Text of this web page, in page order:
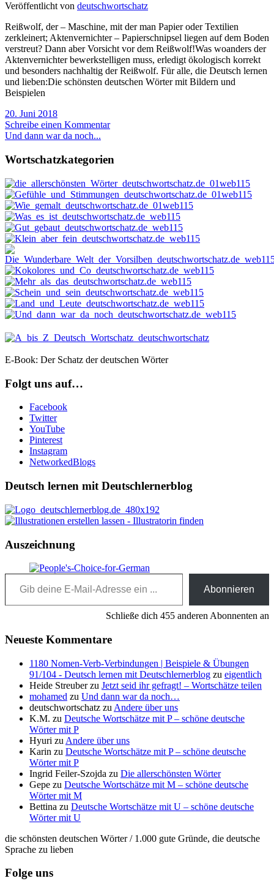
Veröffentlicht von deutschwortschatz
Reißwolf, der – Maschine, mit der man Papier oder Textilien
zerkleinert; Aktenvernichter – Papierschnipsel liegen auf dem Boden
verstreut? Dann aber Vorsicht vor dem Reißwolf!Was woanders der
Aktenvernichter bewerkstelligen muss, erledigt ökologisch korrekt
und besonders nachhaltig der Reißwolf. Für alle, die Deutsch lernen
und lieben:Die schönsten deutschen Wörter mit Bildern und
Beispielen
20. Juni 2018
Schreibe einen Kommentar
Und dann war da noch...
Wortschatzkategorien
E-Book: Der Schatz der deutschen Wörter
Folgt uns auf…
Facebook
Twitter
YouTube
Pinterest
Instagram
NetworkedBlogs
Deutsch lernen mit Deutschlernerblog
Auszeichnung
Gib deine E-Mail-Adresse ein ...
Abonnieren
Schließe dich 455 anderen Abonnenten an
Neueste Kommentare
1180 Nomen-Verb-Verbindungen | Beispiele & Übungen
91/104 - Deutsch lernen mit Deutschlernerblog zu eigentlich
Heide Streuberzu Jetzt seid ihr gefragt! – Wortschätze teilen
mohamed zu Und dann war da noch…
deutschwortschatz zu Andere über uns
K.M. zu Deutsche Wortschätze mit P – schöne deutsche
Wörter mit P
Hyuri zu Andere über uns
Karin zu Deutsche Wortschätze mit P – schöne deutsche
Wörter mit P
Ingrid Feiler-Szojda zu Die allerschönsten Wörter
Gepe zu Deutsche Wortschätze mit M – schöne deutsche
Wörter mit M
Bettina zu Deutsche Wortschätze mit U – schöne deutsche
Wörter mit U
die schönsten deutschen Wörter / 1.000 gute Gründe, die deutsche
Sprache zu lieben
Folge uns